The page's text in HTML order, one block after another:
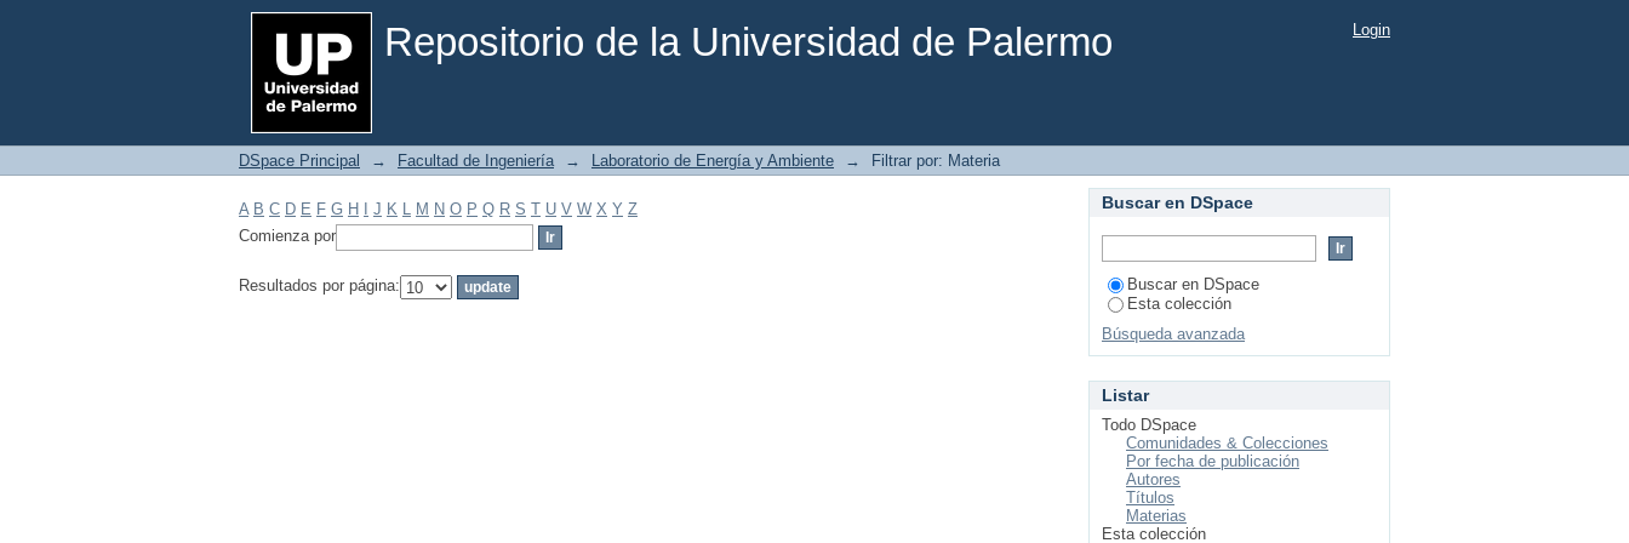
Repositorio de la Universidad de Palermo
Filtrar por: Materia Login
DSpace Principal → Facultad de Ingeniería → Laboratorio de Energía y Ambiente → Filtrar por: Materia
A B C D E F G H J K L M N O P Q R S T U V W X Y Z
Comienza por
Resultados por página:
Buscar en DSpace
Buscar en DSpace
Esta colección
Búsqueda avanzada
Listar
Todo DSpace
Comunidades & Colecciones
Por fecha de publicación
Autores
Títulos
Materias
Esta colección